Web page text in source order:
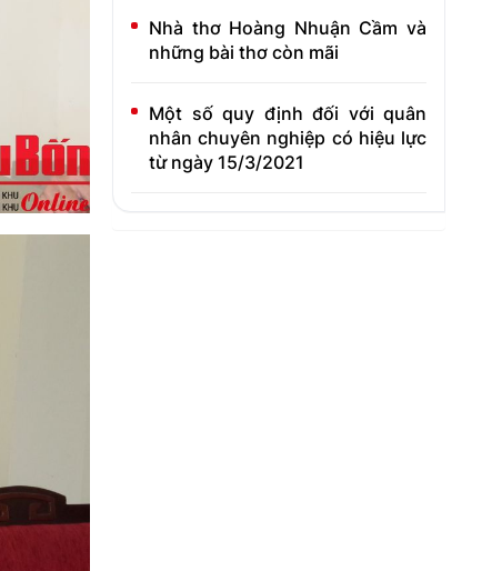
Nhà thơ Hoàng Nhuận Cầm và
những bài thơ còn mãi
Một số quy định đối với quân
nhân chuyên nghiệp có hiệu lực
từ ngày 15/3/2021